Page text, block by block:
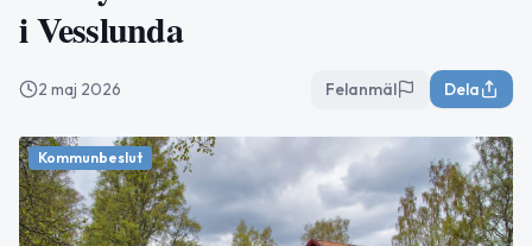
i Vesslunda
2 maj 2026 Felanmäl Dela
Kommunbeslut